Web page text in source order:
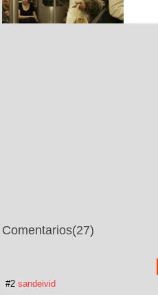
Comentarios(27)
#2 sandeivid